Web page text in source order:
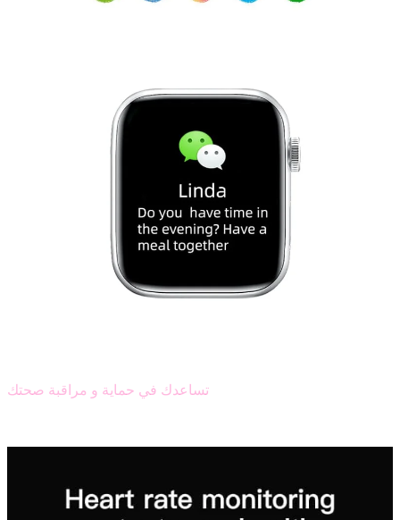
تساعدك في حماية و مراقبة صحتك